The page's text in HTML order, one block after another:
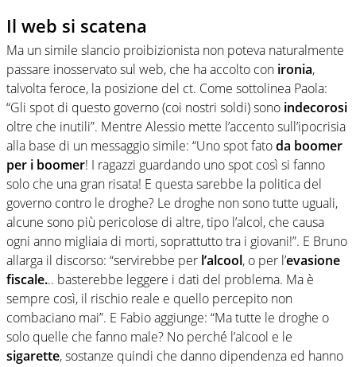
Il web si scatena
Ma un simile slancio proibizionista non poteva naturalmente
passare inosservato sul web, che ha accolto con ironia,
talvolta feroce, la posizione del ct. Come sottolinea Paola:
“Gli spot di questo governo (coi nostri soldi) sono indecorosi
oltre che inutili”. Mentre Alessio mette l’accento sull’ipocrisia
alla base di un messaggio simile: “Uno spot fatoda boomer
per i boomer! I ragazzi guardando uno spot così si fanno
solo che una gran risata! E questa sarebbe la politica del
governo contro le droghe? Le droghe non sono tutte uguali,
alcune sono più pericolose di altre, tipo l’alcol, che causa
ogni anno migliaia di morti, soprattutto tra i giovani!”. E Bruno
allarga il discorso: “servirebbe per l’alcool, o per l’evasione
fiscale... basterebbe leggere i dati del problema. Ma è
sempre così, il rischio reale e quello percepito non
combaciano mai”. E Fabio aggiunge: “Ma tutte le droghe o
solo quelle che fanno male? No perché l’alcool e le
sigarette, sostanze quindi che danno dipendenza ed hanno